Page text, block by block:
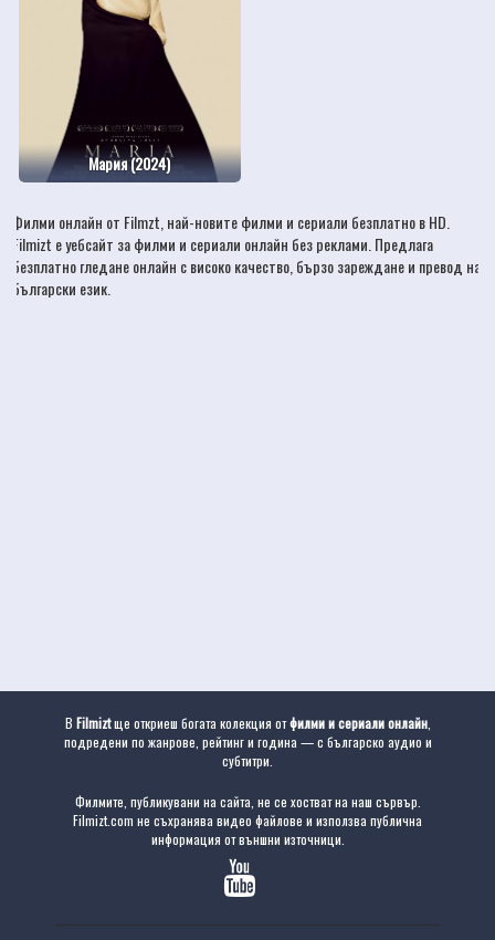
Мария (2024)
Филми онлайн от Filmzt, най-новитефилми и сериали безплатно в HD.
Filmizt е уебсайт за филми и сериали онлайн без реклами. Предлага
безплатно гледане онлайн с високо качество, бързо зареждане и превод на
български език.
В Filmiztще откриеш богата колекция отфилми и сериали онлайн,
подредени по жанрове, рейтинг и година — с българско аудио и
субтитри.
Филмите, публикувани на сайта, не се хостват на наш сървър.
Filmizt.com не съхранява видео файлове и използва публична
информация от външни източници.